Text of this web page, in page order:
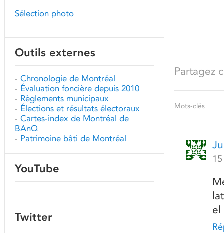
Partagez
Mots-clés
el
Sélection photo
Outils externes
- Chronologie de Montréal
- Évaluation foncière depuis 2010
- Règlements municipaux
- Élections et résultats électoraux
- Cartes-index de Montréal de
BAnQ
- Patrimoine bâti de Montréal
YouTube
Twitter